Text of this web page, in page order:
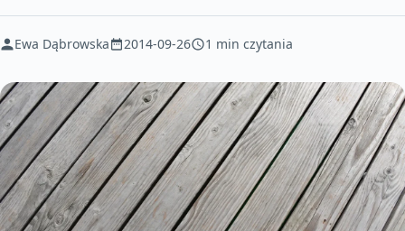
Ewa Dąbrowska 2014-09-26 1 min czytania